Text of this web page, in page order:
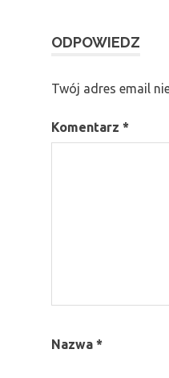
ODPOWIEDZ
Twój adres email
Komentarz *
Nazwa *